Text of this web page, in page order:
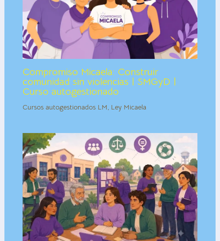
Compromiso Micaela: Construir
comunidad sin violencias | SMGyD |
Curso autogestionado
Cursos autogestionados LM, Ley Micaela